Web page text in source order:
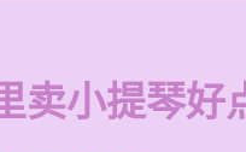
卖小提琴好